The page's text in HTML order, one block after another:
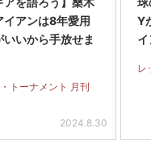
アンは8年愛用
いいから手放せま
トーナメント 月刊
2024.8.30
Y
レ